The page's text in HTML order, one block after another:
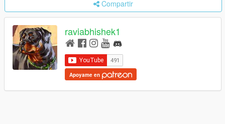
Compartir
raviabhishek1
Apoyame en